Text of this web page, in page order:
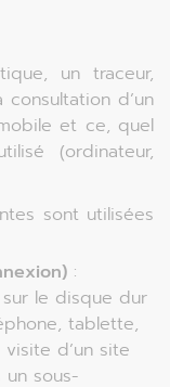
un traceur,
d’un
et ce, quel
(ordinateur,
sont utilisées
:
le disque dur
tablette,
d’un site
sous-